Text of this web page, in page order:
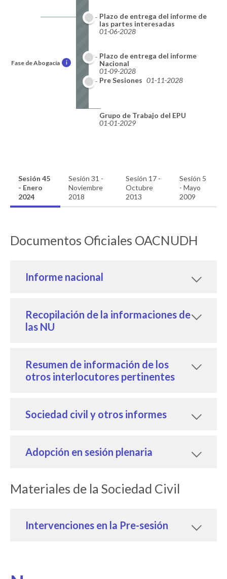
Fase de Abogacía i
Plazo de entrega del informe de
las partes interesadas
01-06-2028
Plazo de entrega del informe
Nacional
01-09-2028
Pre Sesiones 01-11-2028
Grupo de Trabajo del EPU
01-01-2029
Sesión 45
- Enero
2024
Sesión 31 -
Noviembre
2018
Sesión 17 -
Octubre
2013
Sesión 5
- Mayo
2009
Documentos Oficiales OACNUDH
Informe nacional
Recopilación de la informaciones de
las NU
Resumen de información de los
otros interlocutores pertinentes
Sociedad civil y otros informes
Adopción en sesión plenaria
Materiales de la Sociedad Civil
Intervenciones en la Pre-sesión